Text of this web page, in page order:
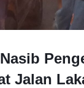
Jalan